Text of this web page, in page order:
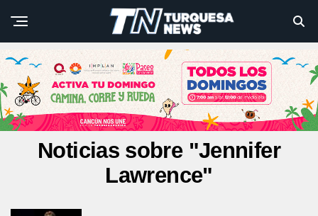
Noticias sobre "Jennifer
Lawrence"